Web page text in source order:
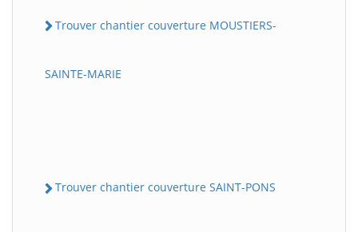
Trouver chantier couverture MOUSTIERS-
SAINTE-MARIE
Trouver chantier couverture SAINT-PONS